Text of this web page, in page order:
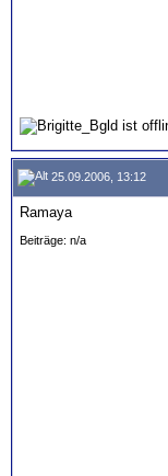
25.09.2006, 13:12
Ramaya
Beiträge: n/a